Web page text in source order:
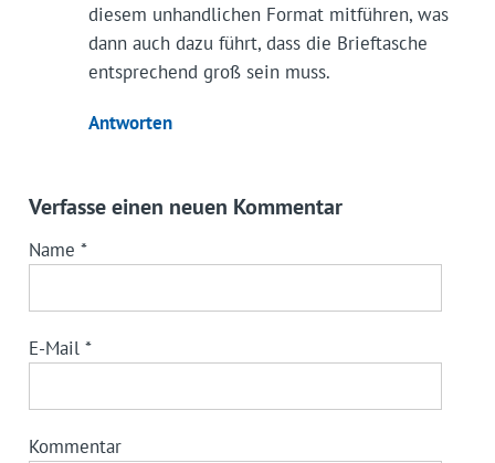
diesem unhandlichen Format mitführen, was
dann auch dazu führt, dass die Brieftasche
entsprechend groß sein muss.
Antworten
Verfasse einen neuen Kommentar
Name *
E-Mail *
Kommentar